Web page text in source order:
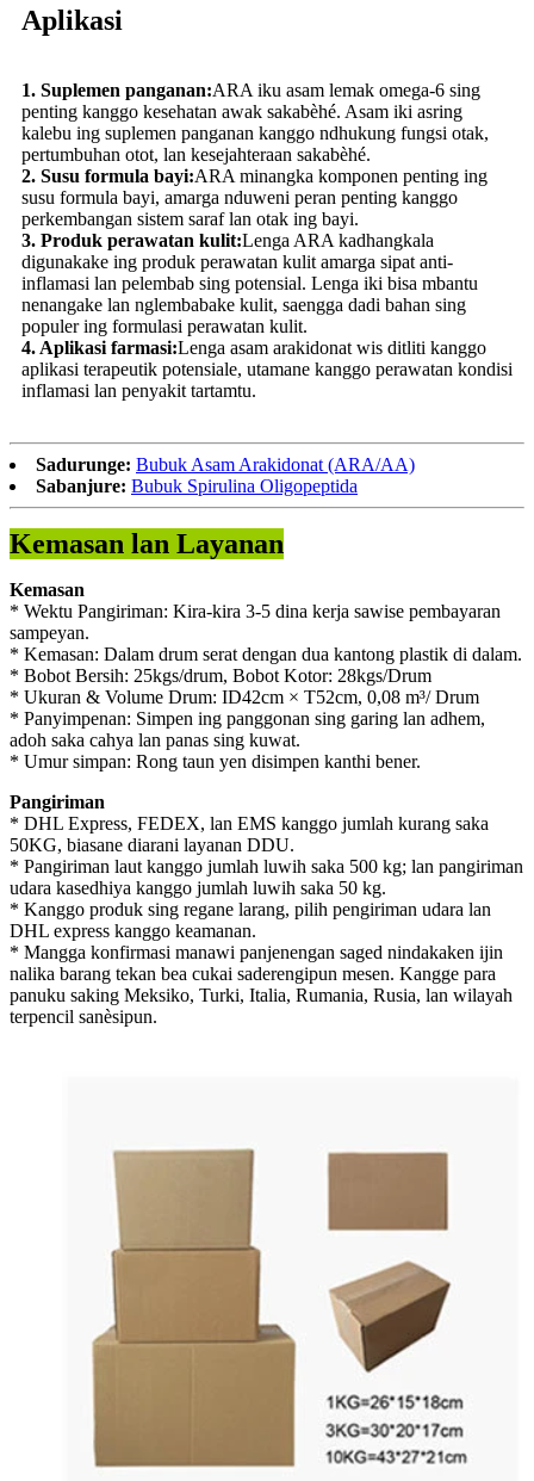
Aplikasi
1. Suplemen panganan:ARA iku asam lemak omega-6 sing
penting kanggo kesehatan awak sakabèhé. Asam iki asring
kalebu ing suplemen panganan kanggo ndhukung fungsi otak,
pertumbuhan otot, lan kesejahteraan sakabèhé.
2. Susu formula bayi:ARA minangka komponen penting ing
susu formula bayi, amarga nduweni peran penting kanggo
perkembangan sistem saraf lan otak ing bayi.
3. Produk perawatan kulit:Lenga ARA kadhangkala
digunakake ing produk perawatan kulit amarga sipat anti-
inflamasi lan pelembab sing potensial. Lenga iki bisa mbantu
nenangake lan nglembabake kulit, saengga dadi bahan sing
populer ing formulasi perawatan kulit.
4. Aplikasi farmasi:Lenga asam arakidonat wis ditliti kanggo
aplikasi terapeutik potensiale, utamane kanggo perawatan kondisi
inflamasi lan penyakit tartamtu.
Sadurunge: Bubuk Asam Arakidonat (ARA/AA)
Sabanjure: Bubuk Spirulina Oligopeptida
Kemasan lan Layanan
Kemasan
* Wektu Pangiriman: Kira-kira 3-5 dina kerja sawise pembayaran
sampeyan.
* Kemasan: Dalam drum serat dengan dua kantong plastik di dalam.
* Bobot Bersih: 25kgs/drum, Bobot Kotor: 28kgs/Drum
* Ukuran & Volume Drum: ID42cm × T52cm, 0,08 m³/ Drum
* Panyimpenan: Simpen ing panggonan sing garing lan adhem,
adoh saka cahya lan panas sing kuwat.
* Umur simpan: Rong taun yen disimpen kanthi bener.
Pangiriman
* DHL Express, FEDEX, lan EMS kanggo jumlah kurang saka
50KG, biasane diarani layanan DDU.
* Pangiriman laut kanggo jumlah luwih saka 500 kg; lan pangiriman
udara kasedhiya kanggo jumlah luwih saka 50 kg.
* Kanggo produk sing regane larang, pilih pengiriman udara lan
DHL express kanggo keamanan.
* Mangga konfirmasi manawi panjenengan saged nindakaken ijin
nalika barang tekan bea cukai saderengipun mesen. Kangge para
panuku saking Meksiko, Turki, Italia, Rumania, Rusia, lan wilayah
terpencil sanèsipun.